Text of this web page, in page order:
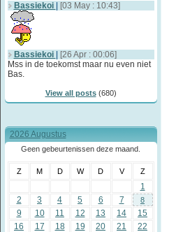
Bassiekoi
[03 May : 10:43]
Bassiekoi
[26 Apr : 00:06]
Mss in de toekomst maar nu even niet
Bas.
View all posts(680)
2026 Augustus
Geen gebeurtenissen deze maand.
Z M D W D V Z
1
2
3 4 5 6 7 8
9 10 11 12 13 14
15
16
17 18 19 20 21
22